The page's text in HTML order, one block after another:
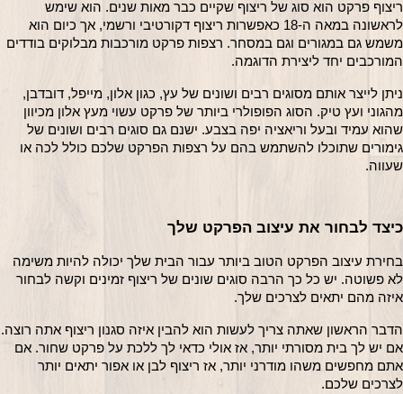
ריצוף פרקט הוא סוג של ריצוף שקיים כבר מאות שנים. הוא שימש
לראשונה במאה ה-18 כאפשרות ריצוף דקורטיבי ורשמי, אך כיום הוא
משמש גם במגורים וגם במסחר. רצפות פרקט מורכבות מבלוקים בודדים
יחד ליצירת הדוגמה.
ניתן לייצר אותם מסוגים רבים ושונים של עץ, כגון אלון, מייפל, דובדבן,
מהגוני ועץ טיק. הסוג הפופולרי ביותר של פרקט עשוי מעץ אלון מכיוון
שהוא עמיד ובעל וריאציה יפה בצבע. ישנם גם סוגים רבים ושונים של
גימורים שתוכלו להשתמש בהם על רצפות הפרקט שלכם כולל לכה או
לבחור את עיצוב הפרקט שלך
בחירת עיצוב הפרקט הטוב ביותר עבור הבית שלך יכולה להיות משימה
לא פשוטה. יש כל כך הרבה סוגים שונים של ריצוף זמינים וקשה לבחור
מהם יתאים לצרכים שלך.
הדבר הראשון שאתה צריך לעשות הוא להבין איזה סגנון ריצוף אתה רוצה.
אם יש לך בית מסורתי יותר, אז אולי כדאי לך ללכת על פרקט שחור. אם
אתם מחפשים משהו מודרני יותר, אז ריצוף לבן או אפור יתאים יותר
שלכם.